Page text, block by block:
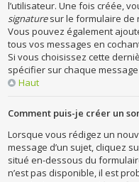
l’utilisateur. Une fois créée,
signaturesur le formulaire de
Vous pouvez également
tous vos messages en
Si vous choisissez cette
spécifier sur chaque
Haut
Comment puis-je créer un
Lorsque vous rédigez un
message d’un sujet, cliquez
situé en-dessous du
n’est pas disponible, il est